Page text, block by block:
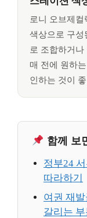
로니 오브제
색상으로 구성
로 조합하거
매 전에 원하
인하는 것이
함께 보
정부24
따라하기
여권 재
갈리는